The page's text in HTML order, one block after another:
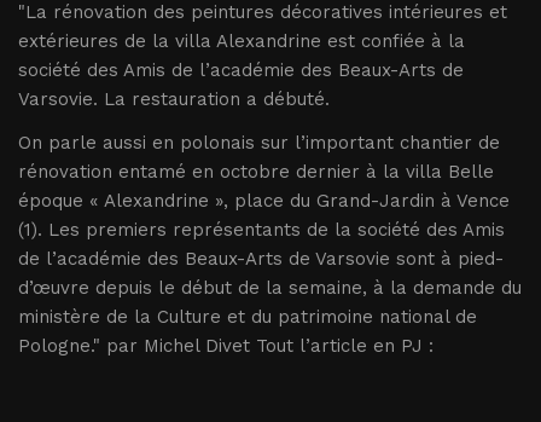
"La rénovation des peintures décoratives intérieures et
extérieures de la villa Alexandrine est confiée à la
société des Amis de l’académie des Beaux-Arts de
Varsovie. La restauration a débuté.
On parle aussi en polonais sur l’important chantier de
rénovation entamé en octobre dernier à la villa Belle
époque « Alexandrine », place du Grand-Jardin à Vence
(1). Les premiers représentants de la société des Amis
de l’académie des Beaux-Arts de Varsovie sont à pied-
d’œuvre depuis le début de la semaine, à la demande du
ministère de la Culture et du patrimoine national de
Pologne." par Michel Divet Tout l’article en PJ :